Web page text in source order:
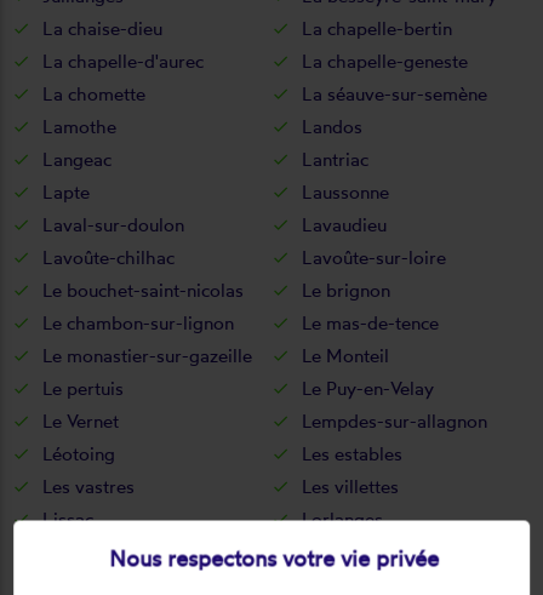
La chaise-dieu
La chapelle-bertin
La chapelle-d'aurec
La chapelle-geneste
La chomette
La séauve-sur-semène
Lamothe
Landos
Langeac
Lantriac
Lapte
Laussonne
Laval-sur-doulon
Lavaudieu
Lavoûte-chilhac
Lavoûte-sur-loire
Le bouchet-saint-nicolas
Le brignon
Le chambon-sur-lignon
Le mas-de-tence
Le monastier-sur-gazeille
Le Monteil
Le pertuis
Le Puy-en-Velay
Le Vernet
Lempdes-sur-allagnon
Léotoing
Les estables
Les vastres
Les villettes
Lissac
Lorlanges
Lubilhac
Nous respectons votre vie privée